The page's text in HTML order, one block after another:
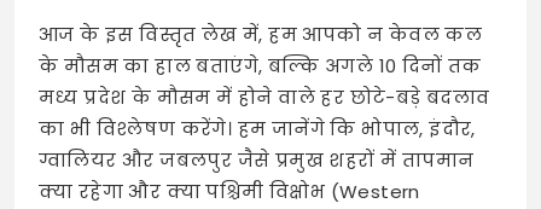
आज के इस विस्तृत लेख में, हम आपको न केवल कल
के मौसम का हाल बताएंगे, बल्कि अगले 10 दिनों तक
मध्य प्रदेश के मौसम में होने वाले हर छोटे-बड़े बदलाव
का भी विश्लेषण करेंगे। हम जानेंगे कि भोपाल, इंदौर,
ग्वालियर और जबलपुर जैसे प्रमुख शहरों में तापमान
क्या रहेगा और क्या पश्चिमी विक्षोभ (Western